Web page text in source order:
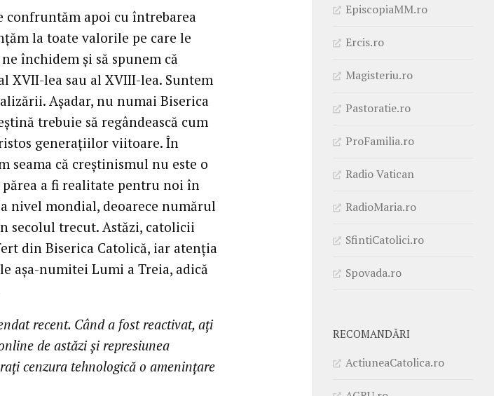
confruntăm apoi cu întrebarea
la toate valorile pe care le
închidem și să spunem că
XVII-lea sau al XVIII-lea. Suntem
Așadar, nu numai Biserica
trebuie să regândească cum
generațiilor viitoare. În
seama că creștinismul nu este o
a fi realitate pentru noi în
nivel mondial, deoarece numărul
secolul trecut. Astăzi, catolicii
din Biserica Catolică, iar atenția
așa-numitei Lumi a Treia, adică
recent. Când a fost reactivat, ați
de astăzi și represiunea
cenzura tehnologică o amenințare
EpiscopiaMM.ro
Ercis.ro
Magisteriu.ro
Pastoratie.ro
ProFamilia.ro
Radio Vatican
RadioMaria.ro
SfintiCatolici.ro
Spovada.ro
RECOMANDĂRI
ActiuneaCatolica.ro